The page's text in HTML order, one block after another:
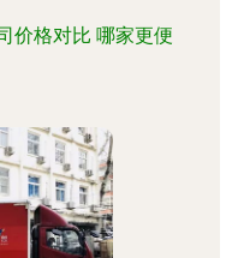
价格对比 哪家更便